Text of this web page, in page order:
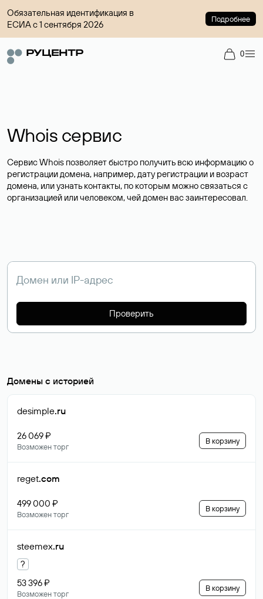
Обязательная идентификация в
ЕСИА с 1 сентября 2026
Подробнее
0
Whois сервис
Сервис Whois позволяет быстро получить всю информацию о
регистрации домена, например, дату регистрации и возраст
домена, или узнать контакты, по которым можно связаться с
организацией или человеком, чей домен вас заинтересовал.
Проверить
Домены с историей
desimple.ru
26 069 ₽
Возможен торг
В корзину
reget.com
499 000 ₽
Возможен торг
В корзину
steemex.ru
?
53 396 ₽
Возможен торг
В корзину